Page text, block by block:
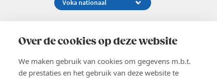
Over de cookies op deze website
We maken gebruik van cookies om gegevens m.b.t.
de prestaties en het gebruik van deze website te
02 229 81 11